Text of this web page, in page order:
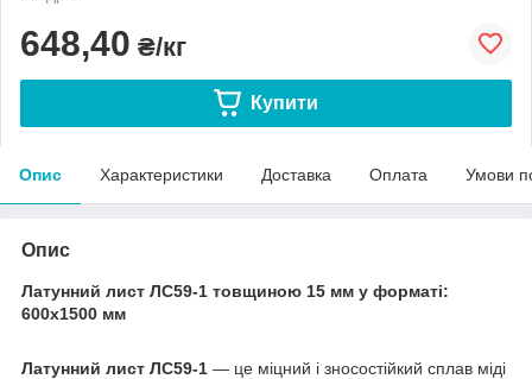
648,40 ₴/кг
Купити
Опис Характеристики Доставка Оплата Умови
Опис
Латунний лист ЛС59-1 товщиною 15 мм у форматі:
600х1500 мм
Латунний лист ЛС59-1 — це міцний і зносостійкий сплав міді